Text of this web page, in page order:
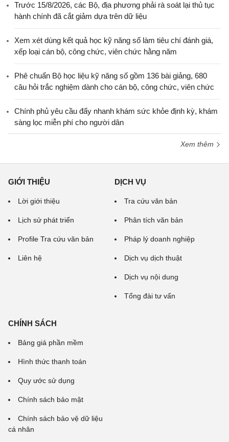
Trước 15/8/2026, các Bộ, địa phương phải rà soát lại thủ tục
hành chính đã cắt giảm dựa trên dữ liệu
Xem xét dùng kết quả học kỹ năng số làm tiêu chí đánh giá,
xếp loại cán bộ, công chức, viên chức hằng năm
Phê chuẩn Bộ học liệu kỹ năng số gồm 136 bài giảng, 680
câu hỏi trắc nghiệm dành cho cán bộ, công chức, viên chức
Chính phủ yêu cầu đẩy nhanh khám sức khỏe định kỳ, khám
sàng lọc miễn phí cho người dân
Xem thêm
GIỚI THIỆU
Lời giới thiệu
Lịch sử phát triển
Profile Tra cứu văn bản
Liên hệ
DỊCH VỤ
Tra cứu văn bản
Phân tích văn bản
Pháp lý doanh nghiệp
Dịch vụ dịch thuật
Dịch vụ nội dung
Tổng đài tư vấn
CHÍNH SÁCH
Bảng giá phần mềm
Hình thức thanh toán
Quy ước sử dụng
Chính sách bảo mật
Chính sách bảo vệ dữ liệu
cá nhân